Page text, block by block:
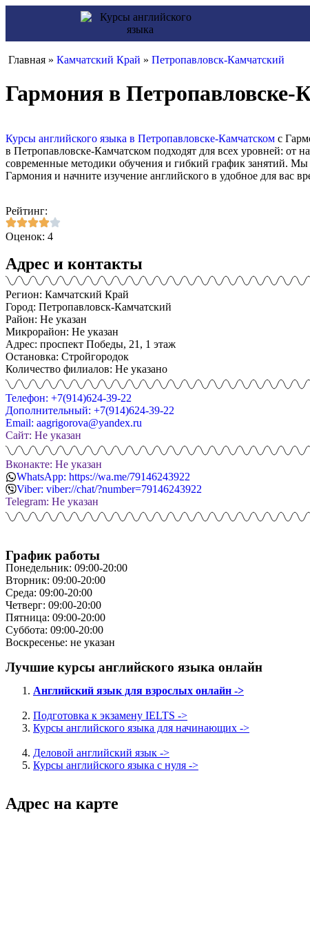
Главная » Камчатский Край » Петропавловск-Камчатский
Гармония в
Курсы английского языка в Петропавловске-Камчатском с
в Петропавловске-Камчатском подходят для всех уровней:
современные методики обучения и гибкий график занятий.
Гармония и начните изучение английского в удобное для вас
Рейтинг:
Оценок: 4
Адрес и контакты
Регион: Камчатский Край
Город: Петропавловск-Камчатский
Район: Не указан
Микрорайон: Не указан
Адрес: проспект Победы, 21, 1 этаж
Остановка: Стройгородок
Количество филиалов: Не указано
Телефон: +7(914)624-39-22
Дополнительный: +7(914)624-39-22
Email: aagrigorova@yandex.ru
Сайт: Не указан
Вконакте: Не указан
WhatsApp: https://wa.me/79146243922
Viber: viber://chat/?number=79146243922
Telegram: Не указан
График работы
Понедельник: 09:00-20:00
Вторник: 09:00-20:00
Среда: 09:00-20:00
Четверг: 09:00-20:00
Пятница: 09:00-20:00
Суббота: 09:00-20:00
Воскресенье: не указан
Лучшие курсы английского языка онлайн
Английский язык для взрослых онлайн ->
Подготовка к экзамену IELTS ->
Курсы английского языка для начинающих ->
Деловой английский язык ->
Курсы английского языка с нуля ->
Адрес на карте